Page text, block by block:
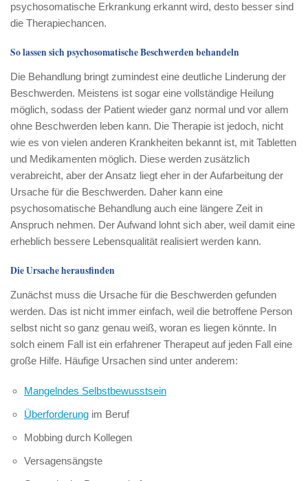
psychosomatische Erkrankung erkannt wird, desto besser sind
die Therapiechancen.
So lassen sich psychosomatische Beschwerden behandeln
Die Behandlung bringt zumindest eine deutliche Linderung der
Beschwerden. Meistens ist sogar eine vollständige Heilung
möglich, sodass der Patient wieder ganz normal und vor allem
ohne Beschwerden leben kann. Die Therapie ist jedoch, nicht
wie es von vielen anderen Krankheiten bekannt ist, mit Tabletten
und Medikamenten möglich. Diese werden zusätzlich
verabreicht, aber der Ansatz liegt eher in der Aufarbeitung der
Ursache für die Beschwerden. Daher kann eine
psychosomatische Behandlung auch eine längere Zeit in
Anspruch nehmen. Der Aufwand lohnt sich aber, weil damit eine
erheblich bessere Lebensqualität realisiert werden kann.
Die Ursache herausfinden
Zunächst muss die Ursache für die Beschwerden gefunden
werden. Das ist nicht immer einfach, weil die betroffene Person
selbst nicht so ganz genau weiß, woran es liegen könnte. In
solch einem Fall ist ein erfahrener Therapeut auf jeden Fall eine
große Hilfe. Häufige Ursachen sind unter anderem:
Mangelndes Selbstbewusstsein
Überforderung im Beruf
Mobbing durch Kollegen
Versagensängste